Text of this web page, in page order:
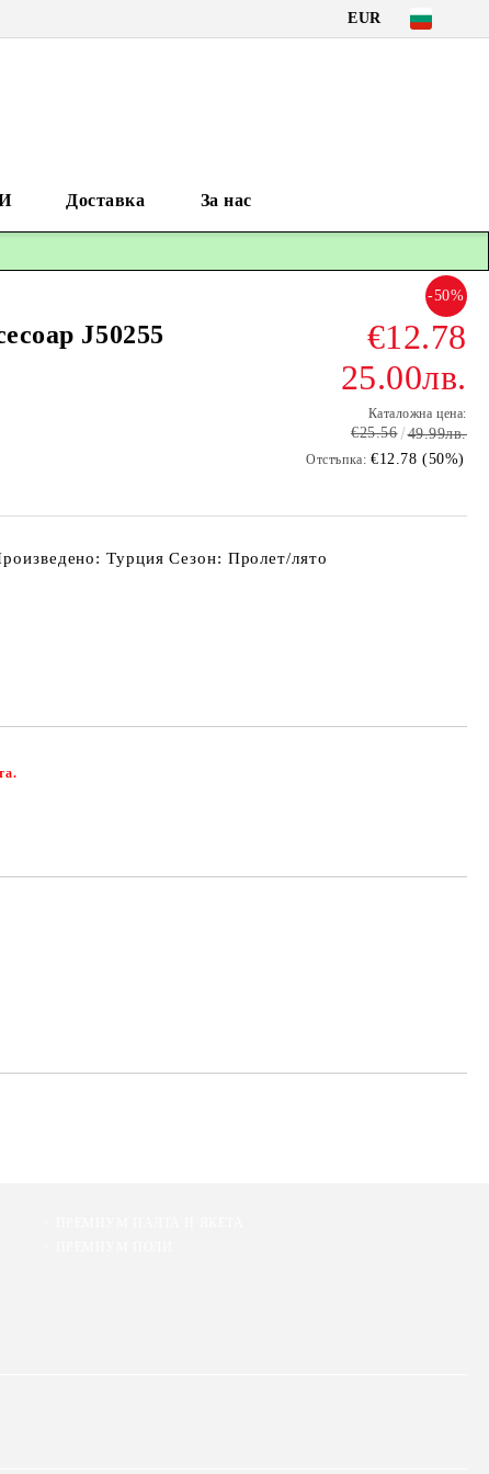
EUR
Доставка За нас
J50255
-50%
€12.78
25.00лв.
Каталожна цена:
€25.56 49.99лв.
Отстъпка: €12.78 (50%)
Турция Сезон: Пролет/лято